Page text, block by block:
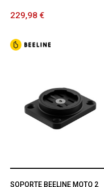
229,98 €
SOPORTE BEELINE MOTO 2